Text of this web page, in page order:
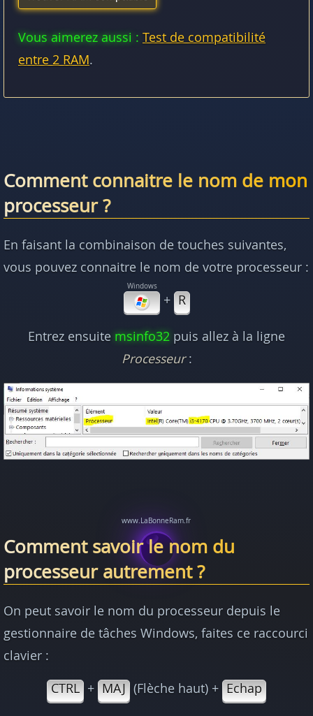
Vous aimerez aussi : Test de compatibilité
entre 2 RAM.
Comment connaitre le nom de mon
processeur ?
En faisant la combinaison de touches suivantes,
vous pouvez connaitre le nom de votre processeur :
+ R
Entrez ensuite msinfo32 puis allez à la ligne
Processeur:
Comment savoir le nom du
processeur autrement ?
On peut savoir le nom du processeur depuis le
gestionnaire de tâches Windows, faites ce raccourci
clavier :
CTRL + MAJ (Flèche haut) + Echap